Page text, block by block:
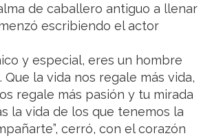
de caballero antiguo a llenar
escribiendo el actor
y especial, eres un hombre
la vida nos regale más vida,
regale más pasión y tu mirada
la vida de los que tenemos la
cerró, con el corazón